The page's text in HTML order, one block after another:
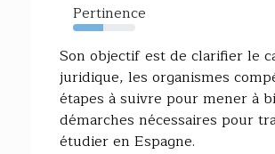
Pertinence
48%
Son objectif est de clarifier le
juridique, les organismes
étapes à suivre pour mener à
démarches nécessaires pour
étudier en Espagne.